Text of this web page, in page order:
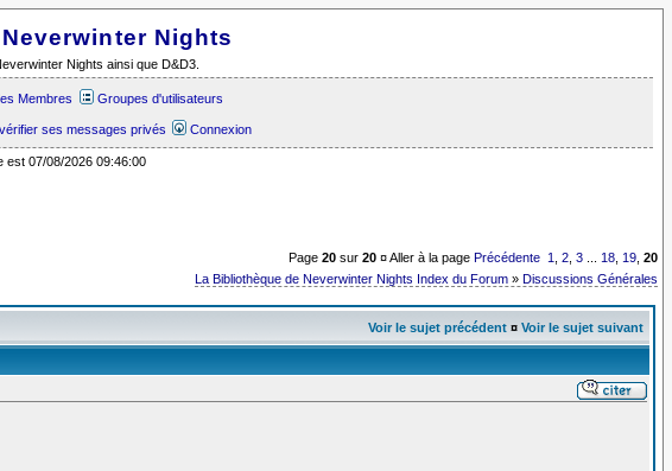
Nights
Nights ainsi que D&D3.
Membres Groupes d'utilisateurs
ses messages privés Connexion
est 07/08/2026 09:46:00
Page20 sur20 ¤ Aller à la page Précédente 1 ,2 ,3 18 19 ,20
La Bibliothèque de Neverwinter Nights Index du Forum »Discussions Générales
Voir le sujet précédent¤ Voir le sujet suivant